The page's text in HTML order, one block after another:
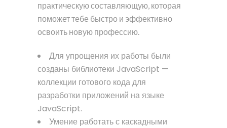
практическую составляющую, которая
поможет тебе быстро и эффективно
освоить новую профессию.
Для упрощения их работы были
созданы библиотеки JavaScript —
коллекции готового кода для
разработки приложений на языке
JavaScript.
Умение работать с каскадными